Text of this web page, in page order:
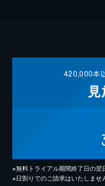
420,000本
※無料トライアル期間終了日の翌
※日割りでのご請求はいたしませ